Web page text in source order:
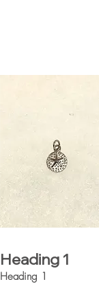
Heading 1
Heading 1